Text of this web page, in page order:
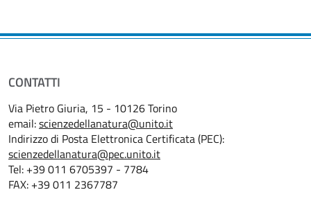
CONTATTI
Via Pietro Giuria, 15 - 10126 Torino
email:scienzedellanatura@unito.it
Indirizzo di Posta Elettronica Certificata (PEC):
scienzedellanatura@pec.unito.it
Tel: +39 011 6705397 - 7784
FAX: +39 011 2367787